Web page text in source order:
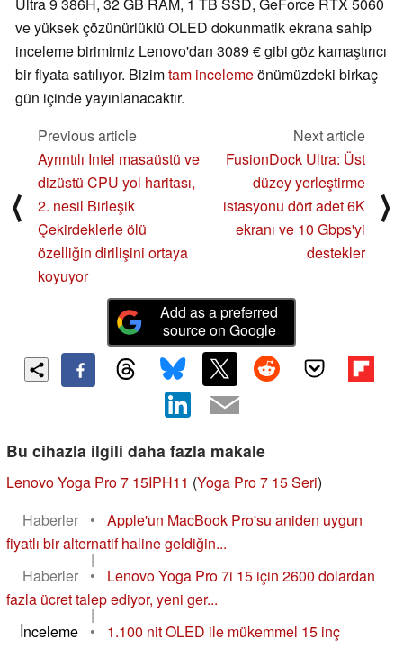
Ultra 9 386H, 32 GB RAM, 1 TB SSD, GeForce RTX 5060
ve yüksek çözünürlüklü OLED dokunmatik ekrana sahip
inceleme birimimiz Lenovo'dan 3089 € gibi göz kamaştırıcı
bir fiyata satılıyor. Bizimtam incelemeönümüzdeki birkaç
gün içinde yayınlanacaktır.
⟨
Previous article
Ayrıntılı Intel masaüstü ve
dizüstü CPU yol haritası,
2. nesil Birleşik
Çekirdeklerle ölü
özelliğin dirilişini ortaya
koyuyor
Next article
FusionDock Ultra: Üst
düzey yerleştirme
istasyonu dört adet 6K
ekranı ve 10 Gbps'yi
destekler
⟩
Add as a preferred
source on Google
Bu cihazla ilgili daha fazla makale
Lenovo Yoga Pro 7 15IPH11 (Yoga Pro 7 15 Seri)
Haberler
•
Apple'un MacBook Pro'su aniden uygun
fiyatlı bir alternatif haline geldiğin...
|
Haberler
•
Lenovo Yoga Pro 7i 15 için 2600 dolardan
fazla ücret talep ediyor, yeni ger...
|
İnceleme
•
1.100 nit OLED ile mükemmel 15 inç